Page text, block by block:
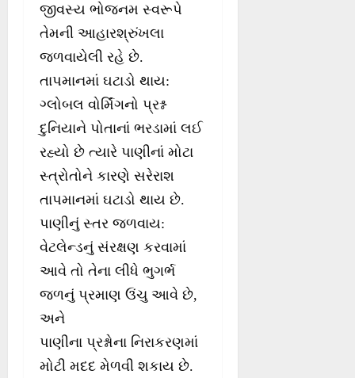
જીવસ્ય ભોજનમ સ્વરૂપે
તેમની આહારશ્રુંખલા
જળવાયેલી રહે છે.
તાપમાનમાં ઘટાડો થાય:
ગ્લોબલ વોર્મિંગનો પ્રશ્ન
દુનિયાને પોતાનાં ભરડામાં લઈ
રહ્યો છે ત્યારે પાણીનાં મોટા
સ્ત્રોતોને કારણે સરેરાશ
તાપમાનમાં ઘટાડો થાય છે.
પાણીનું સ્તર જળવાય:
વેટલેન્ડનું સંરક્ષણ કરવામાં
આવે તો તેના લીધે ભુગર્ભ
જળનું પ્રમાણ ઉંચુ આવે છે,
અને
પાણીના પ્રશ્નોના નિરાકરણમાં
મોટી મદદ મેળવી શકાય છે.